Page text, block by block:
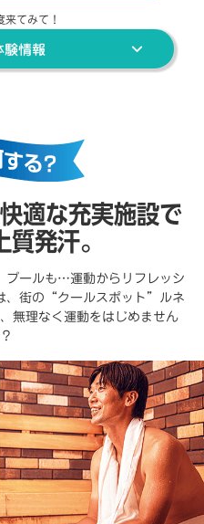
来てみて！
験情報
適な充実施設で
発汗。
プールも…運動からリフレッシ
、街の“クールスポット”ルネ
無理なく運動をはじめません